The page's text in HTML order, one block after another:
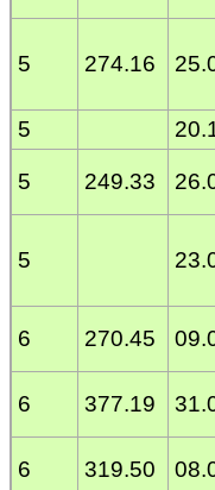
5 274.16
5
5 249.33
5
6 270.45
6 377.19
6 319.50